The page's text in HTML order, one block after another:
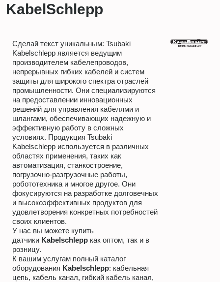
KabelSchlepp
Сделай текст уникальным: Tsubaki
Kabelschlepp является ведущим
производителем кабелепроводов,
непрерывных гибких кабелей и систем
защиты для широкого спектра отраслей
промышленности. Они специализируются
на предоставлении инновационных
решений для управления кабелями и
шлангами, обеспечивающих надежную и
эффективную работу в сложных
условиях. Продукция Tsubaki
Kabelschlepp используется в различных
областях применения, таких как
автоматизация, станкостроение,
погрузочно-разгрузочные работы,
робототехника и многое другое. Они
фокусируются на разработке долговечных
и высокоэффективных продуктов для
удовлетворения конкретных потребностей
своих клиентов.
У нас вы можете купить
датчики Kabelschleppкак оптом, так и в
розницу.
К вашим услугам полный каталог
оборудования Kabelschlepp: кабельная
цепь, кабель канал, гибкий кабель канал,